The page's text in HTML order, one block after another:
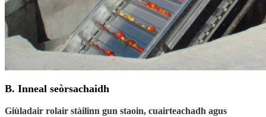
B. Inneal seòrsachaidh
Giùladair rolair stàilinn gun staoin, cuairteachadh agus